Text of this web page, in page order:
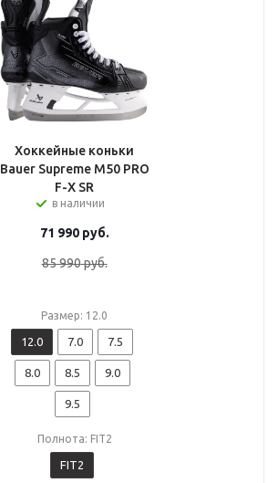
Хоккейные коньки
Bauer Supreme M50 PRO
F-X SR
в наличии
71 990руб.
85 990руб.
Размер: 12.0
12.0 7.0 7.5
8.0 8.5 9.0
9.5
Полнота: FIT2
FIT2